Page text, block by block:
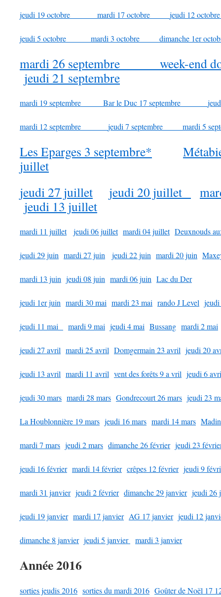
jeudi 19 octobre mardi 17 octobre jeudi 12
jeudi 5 octobre mardi 3 octobre dimanche 1er
mardi 26 septembre week-end
jeudi 21 septembre
mardi 19 septembre Bar le Duc 17 septembre
mardi 12 septembre jeudi 7 septembre mardi 5
Les Eparges 3 septembre*
juillet
jeudi 27 juillet
jeudi 20 juillet
jeudi 13 juillet
mardi 11 juillet jeudi 06 juillet mardi 04 juillet Deuxnouds
jeudi 29 juin mardi 27 juin jeudi 22 juin mardi 20 juin
mardi 13 juin jeudi 08 juin mardi 06 juin Lac du Der
jeudi 1er juin mardi 30 mai mardi 23 mai rando J Level
jeudi 11 mai mardi 9 mai jeudi 4 mai Bussang mardi 2 mai
jeudi 27 avril mardi 25 avril Domgermain 23 avril jeudi 20
jeudi 13 avril mardi 11 avril vent des forêts 9 a vril jeudi 6
jeudi 30 mars mardi 28 mars Gondrecourt 26 mars jeudi 23
La Houblonnière 19 mars jeudi 16 mars mardi 14 mars
mardi 7 mars jeudi 2 mars dimanche 26 février jeudi 23
jeudi 16 février mardi 14 février crêpes 12 février jeudi 9
mardi 31 janvier jeudi 2 février dimanche 29 janvier jeudi 26
jeudi 19 janvier mardi 17 janvier AG 17 janvier jeudi 12
dimanche 8 janvier jeudi 5 janvier mardi 3 janvier
Année 2016
sorties jeudis 2016 sorties du mardi 2016 Goûter de Noël 17